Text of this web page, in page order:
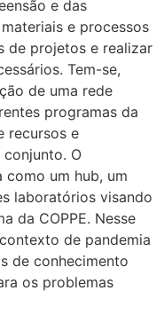
e das
e processos
de projetos e realizar
Tem-se,
de uma rede
programas da
recursos e
O
como um hub, um
laboratórios visando
da COPPE. Nesse
de pandemia
de conhecimento
os problemas